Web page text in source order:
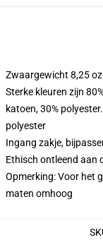
Zwaargewicht 8,25
Sterke kleuren zijn
katoen, 30%
polyester
Ingang zakje,
Ethisch ontleend aan
Opmerking: Voor het
maten omhoog